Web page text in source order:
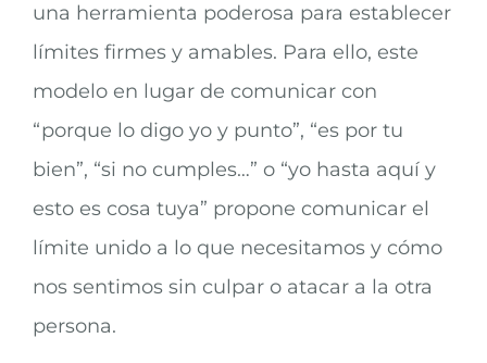
una herramienta poderosa para establecer
límites firmes y amables. Para ello, este
modelo en lugar de comunicar con
“porque lo digo yo y punto”, “es por tu
bien”, “si no cumples…” o “yo hasta aquí y
esto es cosa tuya” propone comunicar el
límite unido a lo que necesitamos y cómo
nos sentimos sin culpar o atacar a la otra
persona.